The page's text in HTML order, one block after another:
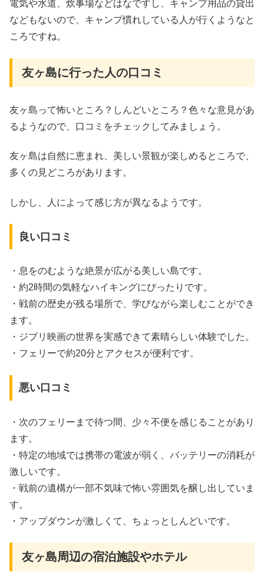
電気や水道、炊事場などはなですし、キャンプ用品の貸出
などもないので、キャンプ慣れしている人が行くようなと
ころですね。
友ヶ島に行った人の口コミ
友ヶ島って怖いところ？しんどいところ？色々な意見があ
るようなので、口コミをチェックしてみましょう。
友ヶ島は自然に恵まれ、美しい景観が楽しめるところで、
多くの見どころがあります。
しかし、人によって感じ方が異なるようです。
良い口コミ
・息をのむような絶景が広がる美しい島です。
・約2時間の気軽なハイキングにぴったりです。
・戦前の歴史が残る場所で、学びながら楽しむことができ
ます。
・ジブリ映画の世界を実感できて素晴らしい体験でした。
・フェリーで約20分とアクセスが便利です。
悪い口コミ
・次のフェリーまで待つ間、少々不便を感じることがあり
ます。
・特定の地域では携帯の電波が弱く、バッテリーの消耗が
激しいです。
・戦前の遺構が一部不気味で怖い雰囲気を醸し出していま
す。
・アップダウンが激しくて、ちょっとしんどいです。
友ヶ島周辺の宿泊施設やホテル